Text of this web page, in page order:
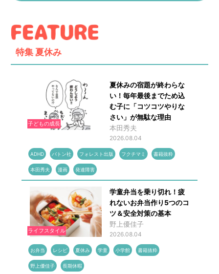
特集 夏休み
子どもの成長
夏休みの宿題が終わらな
い！毎年最後までため込
む子に「コツコツやりな
さい」が無駄な理由
本田秀夫
2026.08.04
ADHD バトン社 フォレスト出版 フクチマミ 書籍抜粋
本田秀夫 漫画 発達障害
ライフスタイル
学童弁当を乗り切れ！疲
れないお弁当作り5つのコ
ツ＆安全対策の基本
野上優佳子
2026.08.04
お弁当 レシピ 夏休み 学童 小学館 書籍抜粋
野上優佳子 長期休暇